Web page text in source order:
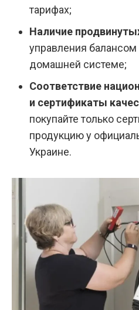
тарифах;
Наличие
управления
домашней системе;
Соответствие
и сертификаты
покупайте только
продукцию у
Украине.